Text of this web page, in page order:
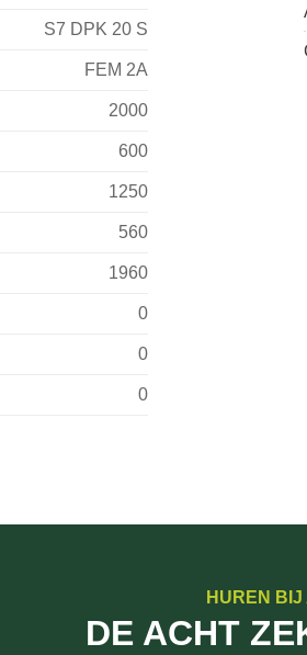
S7 DPK 20 S
FEM 2A
2000
600
1250
560
1960
0
0
0
HUREN
DE ACHT